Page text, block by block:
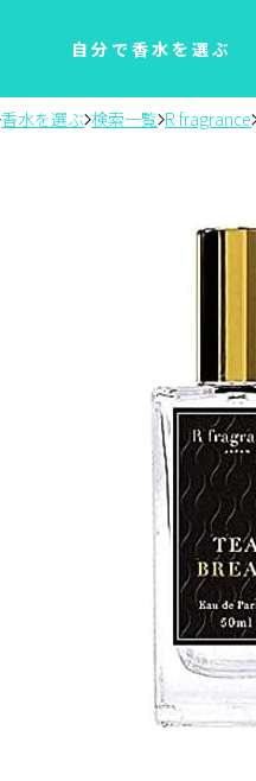
自分で香水を選ぶ
香水を選ぶ 検索一覧 R fragrance